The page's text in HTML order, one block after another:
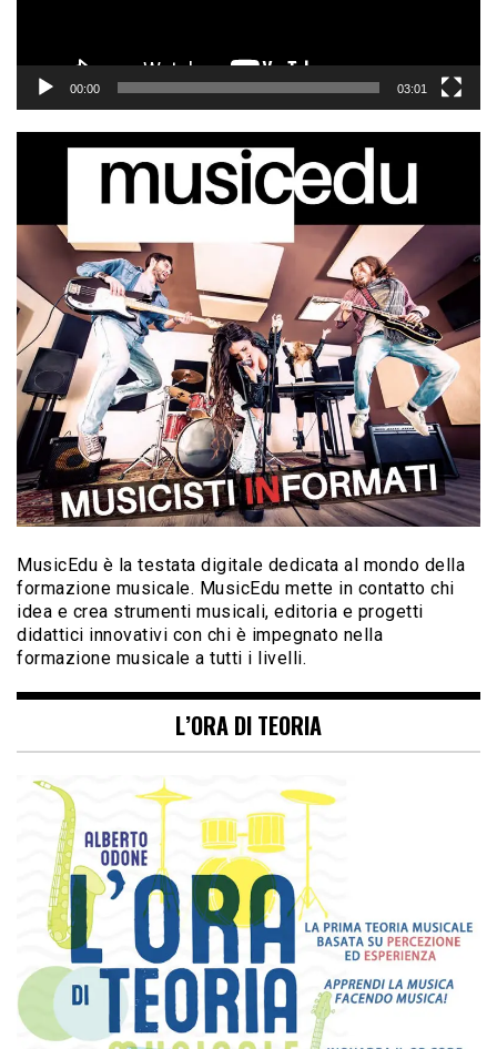
00:00 03:01
MusicEdu è la testata digitale dedicata al mondo della
formazione musicale. MusicEdu mette in contatto chi
idea e crea strumenti musicali, editoria e progetti
didattici innovativi con chi è impegnato nella
formazione musicale a tutti i livelli.
L’ORA DI TEORIA